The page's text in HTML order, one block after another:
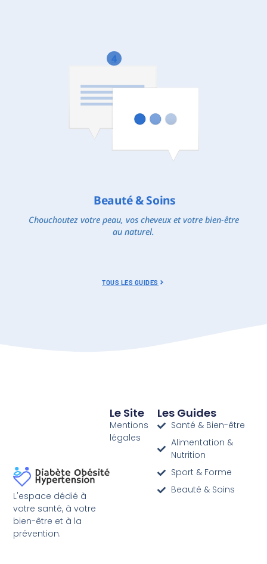
4
Beauté & Soins
Chouchoutez votre peau, vos cheveux et votre bien-être
au naturel.
TOUS LES GUIDES
L'espace dédié à
votre santé, à votre
bien-être et à la
prévention.
Le Site
Mentions
légales
Les Guides
Santé & Bien-être
Alimentation &
Nutrition
Sport & Forme
Beauté & Soins